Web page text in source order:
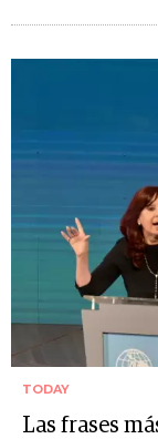
TODAY
Las frases